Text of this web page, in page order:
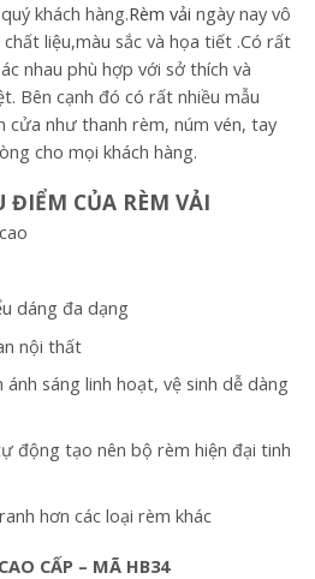
khách hàng.Rèm vải ngày nay vô
liệu,màu sắc và họa tiết .Có rất
nhau phù hợp với sở thích và
Bên cạnh đó có rất nhiều mẫu
cửa như thanh rèm, núm vén, tay
cho mọi khách hàng.
ĐIỂM CỦA RÈM VẢI
dáng đa dạng
nội thất
sáng linh hoạt, vệ sinh dễ dàng
động tạo nên bộ rèm hiện đại tinh
hơn các loại rèm khác
CẤP – MÃ HB34